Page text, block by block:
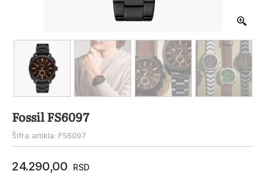
Fossil FS6097
Šifra artikla: FS6097
24.290,00 RSD